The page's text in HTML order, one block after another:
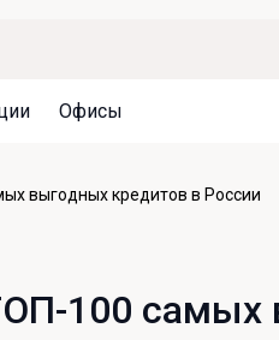
вкладов
клиентов
Офисы
выгодных кредитов в России
100